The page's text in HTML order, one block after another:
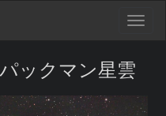
ックマン星雲